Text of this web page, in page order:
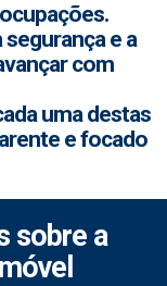
e a
com
uma destas
e focado
sobre a